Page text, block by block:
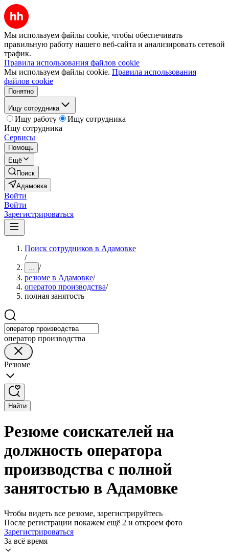
Мы используем файлы cookie, чтобы обеспечивать
правильную работу нашего веб-сайта и анализировать сетевой
трафик.
Правила использования файлов cookie
Мы используем файлы cookie. Правила использования
файлов cookie
Понятно
Ищу сотрудника
Ищу работу
Ищу сотрудника
Ищу сотрудника
Сервисы
Помощь
Ещё
Поиск
Адамовка
Войти
Войти
Зарегистрироваться
Поиск сотрудников в Адамовке
/
... /
резюме в Адамовке/
оператор производства/
полная занятость
оператор производства
Резюме
Найти
Резюме соискателей на
должность оператора
производства с полной
занятостью в Адамовке
Чтобы видеть все резюме, зарегистрируйтесь
После регистрации покажем ещё 2 и откроем фото
Зарегистрироваться
За всё время